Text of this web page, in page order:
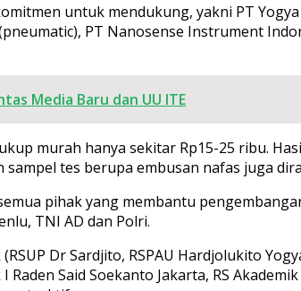
untuk mendukung, yakni PT
PT Nanosense Instrument
Media Baru dan UU ITE
murah hanya sekitar Rp15-25 ribu.
tes berupa embusan nafas juga
pihak yang membantu
TNI AD dan Polri.
Dr Sardjito, RSPAU Hardjolukito
Said Soekanto Jakarta, RS